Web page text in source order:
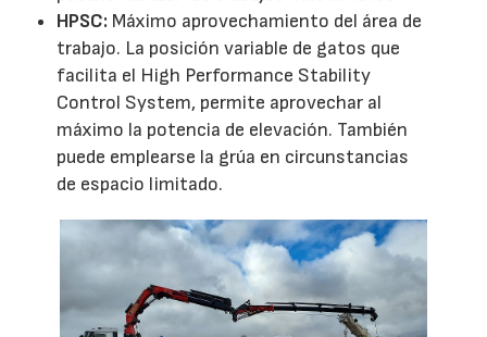
HPSC: Máximo aprovechamiento del área de
trabajo. La posición variable de gatos que
facilita el High Performance Stability
Control System, permite aprovechar al
máximo la potencia de elevación. También
puede emplearse la grúa en circunstancias
de espacio limitado.